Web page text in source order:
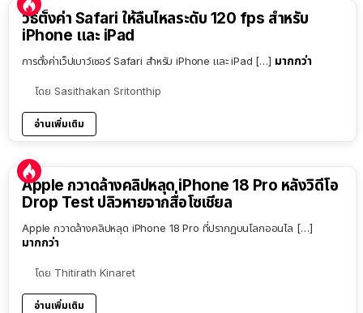
วิธีตั้งค่า Safari ให้ลื่นไหลระดับ 120 fps สำหรับ
iPhone และ iPad
การตั้งค่าเว็ปเบาว์เซอร์ Safari สำหรับ iPhone และ iPad […] มากกว่า
โดย Sasithakan Sritonthip
อ่านเพิ่มเติม
Apple กวาดล้างคลิปหลุด iPhone 18 Pro หลังวิดีโอ
Drop Test ปลิวหายจากสื่อโซเชียล
Apple กวาดล้างคลิปหลุด iPhone 18 Pro ที่ปรากฏบนโลกออนไล […]
มากกว่า
โดย Thitirath Kinaret
อ่านเพิ่มเติม